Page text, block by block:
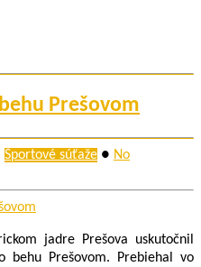
Prešovom
Športové súťaže ● No
jadre Prešova uskutočnil
behu Prešovom. Prebiehal vo